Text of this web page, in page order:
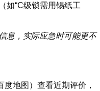
如“C级锁需用锡纸工
息，实际应急时可能更不
地图）查看近期评价，